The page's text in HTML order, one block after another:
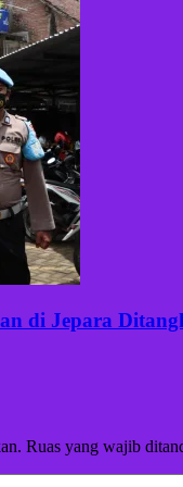
di Jepara
Ruas yang wajib